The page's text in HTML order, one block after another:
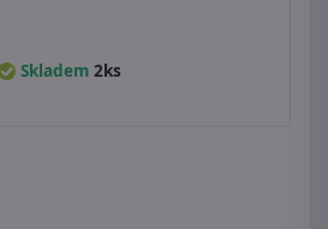
Skladem 2ks